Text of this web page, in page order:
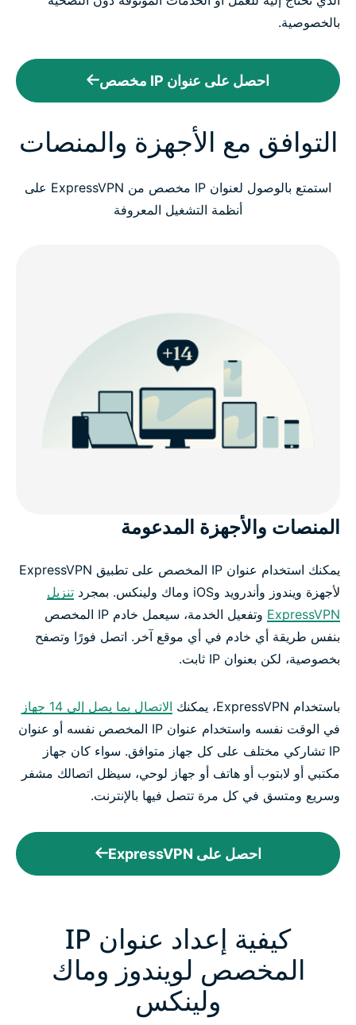
بالخصوصية.
احصل على عنوان IP مخصص
التوافق مع الأجهزة والمنصات
استمتع بالوصول لعنوان IP مخصص من ExpressVPN على
أنظمة التشغيل المعروفة
المنصات والأجهزة المدعومة
يمكنك استخدام عنوان IP المخصص على تطبيق ExpressVPN
لأجهزة ويندوز وأندرويد وiOS وماك ولينكس. بمجرد
تنزيل
ExpressVPN
وتفعيل الخدمة، سيعمل خادم IP المخصص
بنفس طريقة أي خادم في أي موقع آخر. اتصل فورًا وتصفح
بخصوصية، لكن بعنوان IP ثابت.
باستخدام ExpressVPN، يمكنك
الاتصال بما يصل إلى 14 جهاز
في الوقت نفسه واستخدام عنوان IP المخصص نفسه أو عنوان
IP تشاركي مختلف على كل جهاز متوافق. سواء كان جهاز
مكتبي أو لابتوب أو هاتف أو جهاز لوحي، سيظل اتصالك مشفر
وسريع ومتسق في كل مرة تتصل فيها بالإنترنت.
احصل على ExpressVPN
كيفية إعداد عنوان IP
المخصص لويندوز وماك
ولينكس